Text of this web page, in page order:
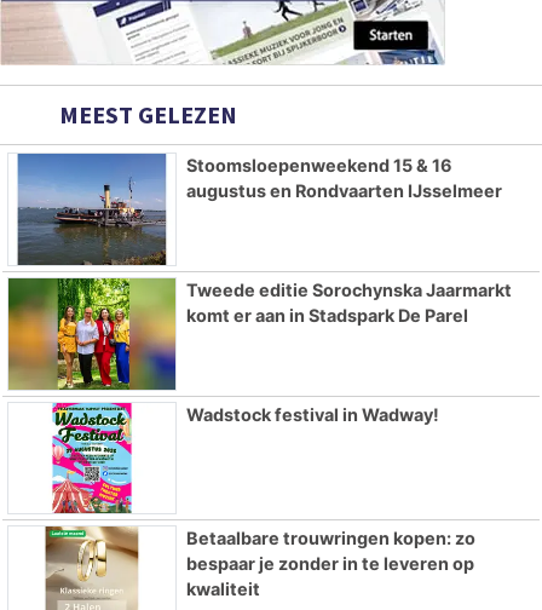
MEEST GELEZEN
Stoomsloepenweekend 15 & 16
augustus en Rondvaarten IJsselmeer
Tweede editie Sorochynska Jaarmarkt
komt er aan in Stadspark De Parel
Wadstock festival in Wadway!
Betaalbare trouwringen kopen: zo
bespaar je zonder in te leveren op
kwaliteit